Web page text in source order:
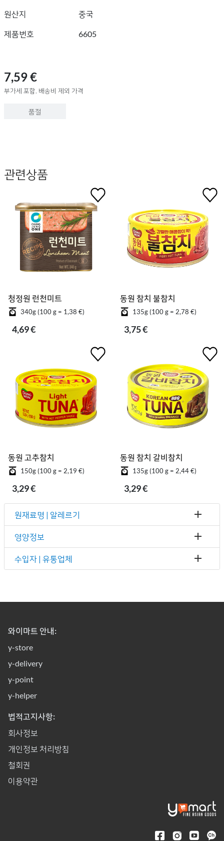
원산지 중국
제품번호 6605
7,59 €
부가세 포함, 배송비 제외 가격
품절
관련상품
청정원 런천미트
340g (100 g = 1,38 €)
4,69 €
동원 참치 불참치
135g (100 g = 2,78 €)
3,75 €
동원 고추참치
150g (100 g = 2,19 €)
3,29 €
동원 참치 갈비참치
135g (100 g = 2,44 €)
3,29 €
원재료명 | 알레르기
영양정보
수입자 | 유통업체
와이마트 안내:
y-store
y-delivery
y-point
y-helper
법적고지사항:
회사정보
개인정보 처리방침
철회권
이용약관